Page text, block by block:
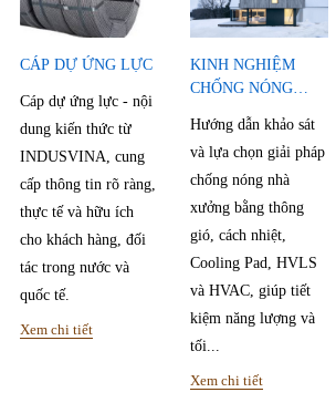
CÁP DỰ ỨNG LỰC
Cáp dự ứng lực - nội
dung kiến thức từ
INDUSVINA, cung
cấp thông tin rõ ràng,
thực tế và hữu ích
cho khách hàng, đối
tác trong nước và
quốc tế.
Xem chi tiết
KINH NGHIỆM
CHỐNG NÓNG
Hướng dẫn khảo sát
và lựa chọn giải pháp
chống nóng nhà
xưởng bằng thông
gió, cách nhiệt,
Cooling Pad, HVLS
và HVAC, giúp tiết
kiệm năng lượng và
tối...
Xem chi tiết